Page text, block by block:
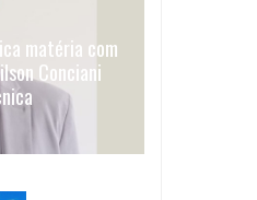
matéria com
Conciani